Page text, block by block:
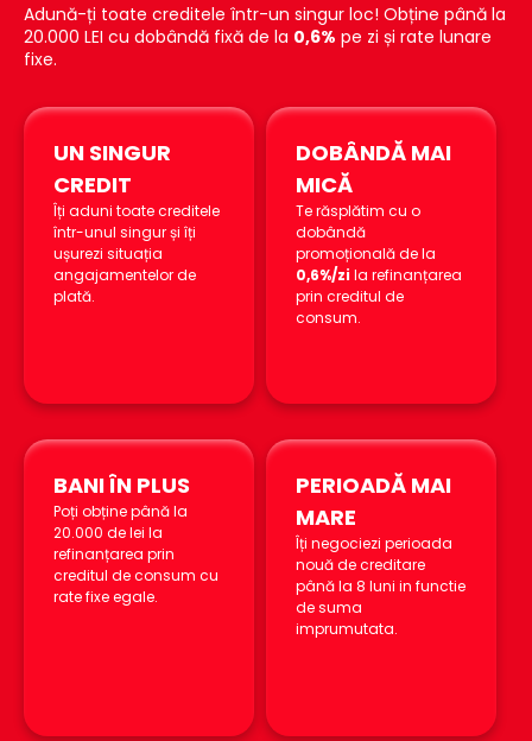
Adună-ți toate creditele într-un singur loc! Obține până la
20.000 LEI cu dobândă fixă de la 0,6% pe zi și rate lunare
fixe.
UN SINGUR
CREDIT
Îți aduni toate creditele
într-unul singur și îți
ușurezi situația
angajamentelor de
plată.
DOBÂNDĂ MAI
MICĂ
Te răsplătim cu o
dobândă
promoțională de la
0,6%/zi la refinanțarea
prin creditul de
consum.
BANI ÎN PLUS
Poți obține până la
20.000 de lei la
refinanțarea prin
creditul de consum cu
rate fixe egale.
PERIOADĂ MAI
MARE
Îți negociezi perioada
nouă de creditare
până la 8 luni in functie
de suma
imprumutata.